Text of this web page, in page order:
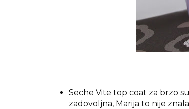
Seche Vite top coat za brzo
zadovoljna, Marija to nije